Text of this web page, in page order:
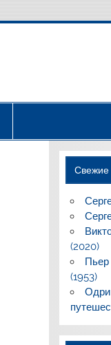
Свежие
(2020)
Пьер
(1953)